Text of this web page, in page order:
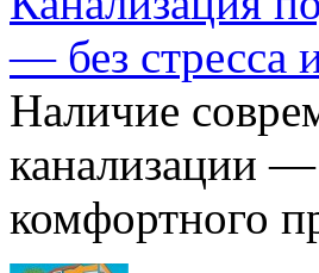
— без стресса
Наличие
канализации
комфортного